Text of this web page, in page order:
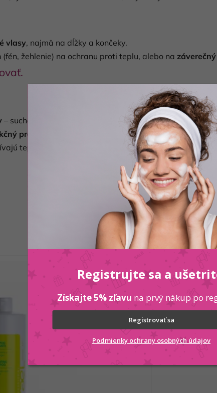
vlasy, najmä na dĺžky a končeky.
(fén, žehlenie) na ochranu proti teplu, alebo na
– suché, poškodené, farbené, normálne aj jemné.
produkt
, ktorý zjednoduší vlasovú starostlivosť
tepelné nástroje a potrebujú ochranu.
Súvisiaci tovar
Kód: 8030778030291
Registrujte sa a
Získajte 5% zľavu na prvý nákup po
Registrovať sa
Podmienky ochrany osobných údajov